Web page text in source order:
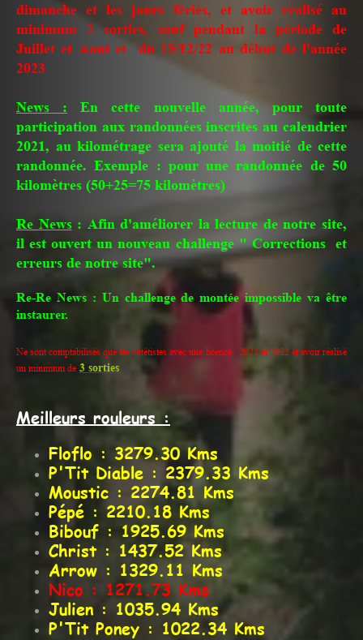
dimanche et les jours fériés, et avoir réalisé au
minimum
3 sorties, sauf pendant la période de
Juillet et Aout et du 15/12/22 au début de l'année
2023
News : En cette nouvelle année, pour toute
participation aux randonnées inscrites au calendrier
2021, au kilométrage sera ajouté la moitié de cette
randonnée. Exemple : pour une randonnée de 50
kilomètres (50+25=75 kilomètres)
Re News: Afin d'améliorer la lecture de notre site,
il est ouvert un nouveau challenge " Corrections et
erreurs de notre site".
Re-Re News : Un challenge de montée impossible va être
instaurer.
Ne sont comptabilisés que les vététistes avec une licence 2021 et 2022 et avoir réalisé
un minimum de 3 sorties
Meilleurs rouleurs :
Floflo : 3279.30 Kms
P'Tit Diable : 2379.33 Kms
Moustic : 2274.81 Kms
Pépé : 2210.18 Kms
Bibouf : 1925.69 Kms
Christ : 1437.52 Kms
Arrow : 1329.11 Kms
Nico : 1271.73 Kms
Julien : 1035.94 Kms
P'Tit Poney : 1022.34 Kms